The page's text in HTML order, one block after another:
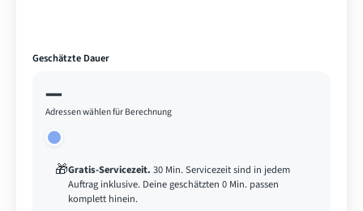
Geschätzte Dauer
—
Adressen wählen für Berechnung
🎁Gratis-Servicezeit. 30 Min. Servicezeit sind in jedem
Auftrag inklusive. Deine geschätzten 0 Min. passen
komplett hinein.